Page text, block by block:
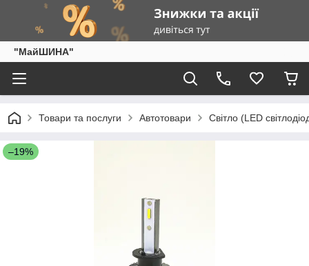
"МайШИНА"
Товари та послуги Автотовари Світло (LED
–19%